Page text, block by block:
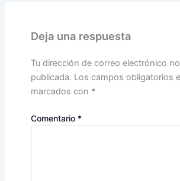
Deja una respuesta
Tu dirección de correo electrónico
publicada. Los campos obligatorios
marcados con *
Comentario *